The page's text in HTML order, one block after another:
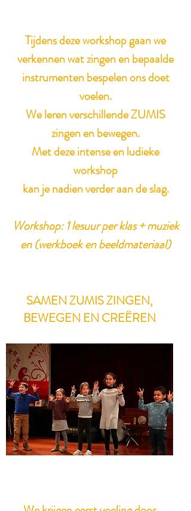
Tijdens deze workshop gaan we
verkennen wat zingen en bepaalde
instrumenten bespelen ons doet
voelen.
We leren verschillende ZUMIS
zingen en bewegen.
Met deze intense en ludieke
workshop
kan je nadien verder aan de slag.
Workshop: 1 lesuur per klas + muziek
en (werkboek en beeldmateriaal)
SAMEN ZUMIS ZINGEN,
BEWEGEN EN CREËREN